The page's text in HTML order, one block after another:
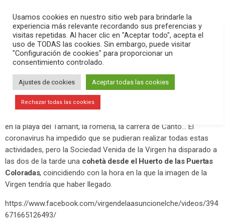
search menu pause PLAY
diciembre 28, 2020
Cohetàs en honor a la Virgen de la
Asunción y a Cantó
Este 28 de diciembre se tendría que haber hecho la
en la playa del Tamarit, la romería, la carrera de Cantó… El
coronavirus ha impedido que se pudieran realizar todas estas
actividades, pero la Sociedad Venida de la Virgen ha disparado a
las dos de la tarde una cohetà desde el Huerto de las Puertas
Coloradas, coincidiendo con la hora en la que la imagen de la
Virgen tendría que haber llegado.
https://www.facebook.com/virgendelaasuncionelche/videos/394
671665126493/
Usamos cookies en nuestro sitio web para brindarle la
experiencia más relevante recordando sus preferencias y
visitas repetidas. Al hacer clic en "Aceptar todo", acepta el
uso de TODAS las cookies. Sin embargo, puede visitar
"Configuración de cookies" para proporcionar un
consentimiento controlado.
Ajustes de cookies Aceptar todas las cookies
Rechazar todas las cookies